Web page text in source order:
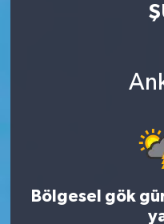
Bölgesel gök